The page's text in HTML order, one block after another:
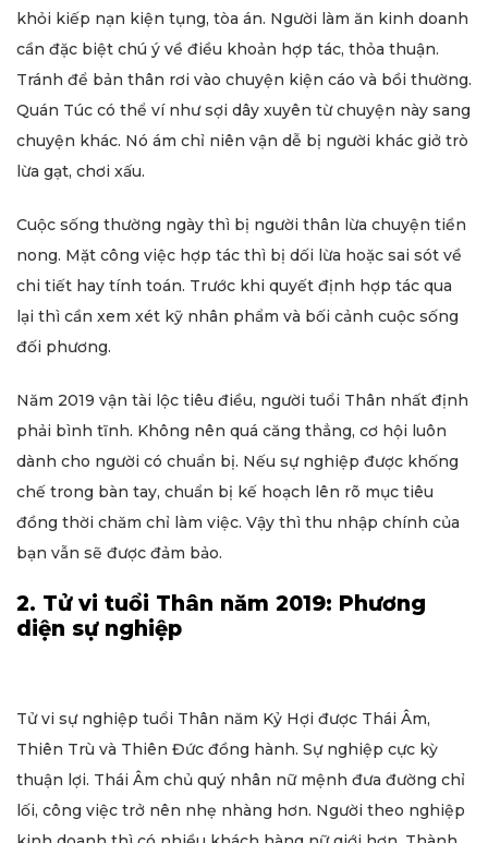
khỏi kiếp nạn kiện tụng, tòa án. Người làm ăn kinh doanh
cần đặc biệt chú ý về điều khoản hợp tác, thỏa thuận.
Tránh để bản thân rơi vào chuyện kiện cáo và bồi thường.
Quán Túc có thể ví như sợi dây xuyên từ chuyện này sang
chuyện khác. Nó ám chỉ niên vận dễ bị người khác giở trò
lừa gạt, chơi xấu.
Cuộc sống thường ngày thì bị người thân lừa chuyện tiền
nong. Mặt công việc hợp tác thì bị dối lừa hoặc sai sót về
chi tiết hay tính toán. Trước khi quyết định hợp tác qua
lại thì cần xem xét kỹ nhân phẩm và bối cảnh cuộc sống
đối phương.
Năm 2019 vận tài lộc tiêu điều, người tuổi Thân nhất định
phải bình tĩnh. Không nên quá căng thẳng, cơ hội luôn
dành cho người có chuẩn bị. Nếu sự nghiệp được khống
chế trong bàn tay, chuẩn bị kế hoạch lên rõ mục tiêu
đồng thời chăm chỉ làm việc. Vậy thì thu nhập chính của
bạn vẫn sẽ được đảm bảo.
2. Tử vi tuổi Thân năm 2019: Phương
diện sự nghiệp
Tử vi sự nghiệp tuổi Thân năm Kỷ Hợi được Thái Âm,
Thiên Trù và Thiên Đức đồng hành. Sự nghiệp cực kỳ
thuận lợi. Thái Âm chủ quý nhân nữ mệnh đưa đường chỉ
lối, công việc trở nên nhẹ nhàng hơn. Người theo nghiệp